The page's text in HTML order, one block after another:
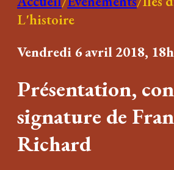
L'histoire
Vendredi 6 avril 2018, 18h
Présentation,
signature de
Richard